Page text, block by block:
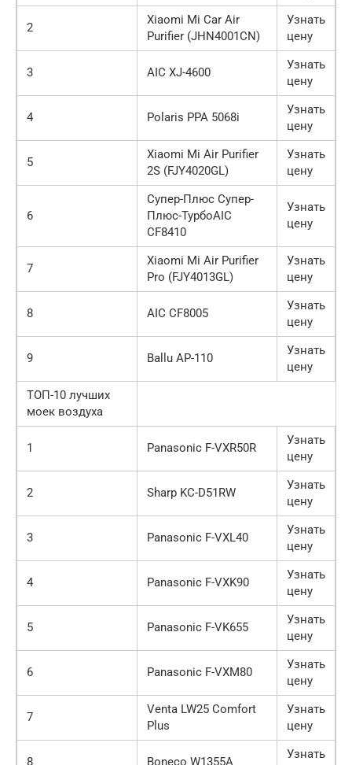
2
Xiaomi Mi Car Air
Purifier (JHN4001CN)
Узнать
цену
3 AIC XJ-4600
Узнать
цену
4 Polaris PPA 5068i
Узнать
цену
5
Xiaomi Mi Air Purifier
2S (FJY4020GL)
Узнать
цену
6
Супер-Плюс Супер-
Плюс-ТурбоAIC
CF8410
Узнать
цену
7
Xiaomi Mi Air Purifier
Pro (FJY4013GL)
Узнать
цену
8 AIC CF8005
Узнать
цену
9 Ballu AP-110
Узнать
цену
ТОП-10 лучших
моек воздуха
1 Panasonic F-VXR50R
Узнать
цену
2 Sharp KC-D51RW
Узнать
цену
3 Panasonic F-VXL40
Узнать
цену
4 Panasonic F-VXK90
Узнать
цену
5 Panasonic F-VK655
Узнать
цену
6 Panasonic F-VXM80
Узнать
цену
7
Venta LW25 Comfort
Plus
Узнать
цену
8 Boneco W1355A
Узнать